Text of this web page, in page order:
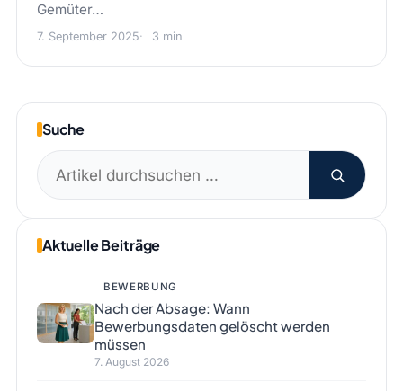
Gemüter…
7. September 2025 3 min
Suche
Suchen
nach:
Aktuelle Beiträge
BEWERBUNG
Nach der Absage: Wann
Bewerbungsdaten gelöscht werden
müssen
7. August 2026